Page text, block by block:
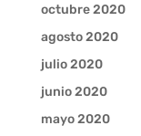
octubre 2020
agosto 2020
julio 2020
junio 2020
mayo 2020